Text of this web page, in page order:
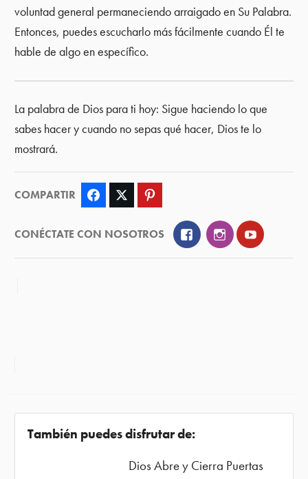
voluntad general permaneciendo arraigado en Su Palabra.
Entonces, puedes escucharlo más fácilmente cuando Él te
hable de algo en específico.
La palabra de Dios para ti hoy: Sigue haciendo lo que
sabes hacer y cuando no sepas qué hacer, Dios te lo
mostrará.
COMPARTIR Facebook Twitter
CONÉCTATE CON NOSOTROS FacebookInstagramYouTube
También puedes disfrutar de:
Dios Abre y Cierra Puertas